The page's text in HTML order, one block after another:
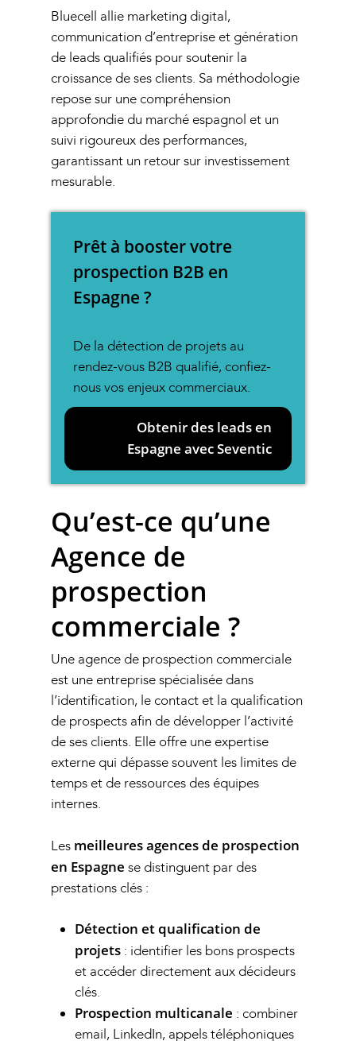
Bluecell allie marketing digital,
communication d’entreprise et génération
de leads qualifiés pour soutenir la
croissance de ses clients. Sa méthodologie
repose sur une compréhension
approfondie du marché espagnol et un
suivi rigoureux des performances,
garantissant un retour sur investissement
mesurable.
Prêt à booster votre
prospection B2B en
Espagne ?
De la détection de projets au
rendez-vous B2B qualifié, confiez-
nous vos enjeux commerciaux.
Obtenir des leads en
Espagne avec Seventic
Qu’est-ce qu’une
Agence de
prospection
commerciale ?
Une agence de prospection commerciale
est une entreprise spécialisée dans
l’identification, le contact et la qualification
de prospects afin de développer l’activité
de ses clients. Elle offre une expertise
externe qui dépasse souvent les limites de
temps et de ressources des équipes
internes.
Les meilleures agences de prospection
en Espagne se distinguent par des
prestations clés :
Détection et qualification de
projets : identifier les bons prospects
et accéder directement aux décideurs
clés.
Prospection multicanale : combiner
email, LinkedIn, appels téléphoniques